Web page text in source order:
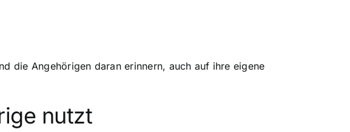
die Angehörigen daran erinnern, auch auf ihre eigene
nutzt